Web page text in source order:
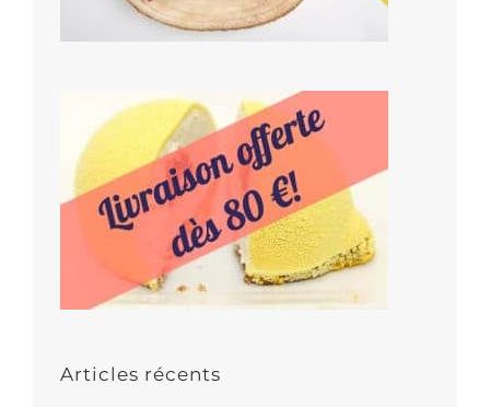
Articles récents